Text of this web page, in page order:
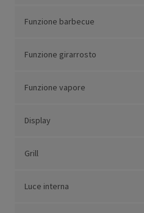
Funzione barbecue
Funzione girarrosto
Funzione vapore
Display
Grill
Luce interna